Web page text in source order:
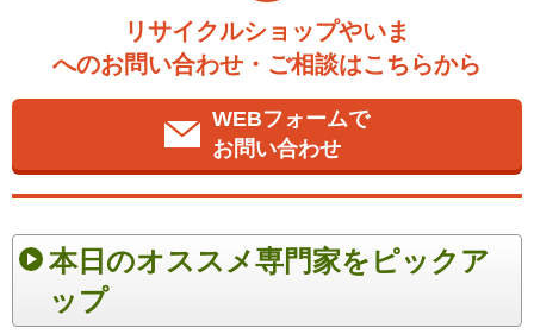
リサイクルショップやいま
へのお問い合わせ・ご相談はこちらから
WEBフォームで
お問い合わせ
本日のオススメ専門家をピックア
ップ